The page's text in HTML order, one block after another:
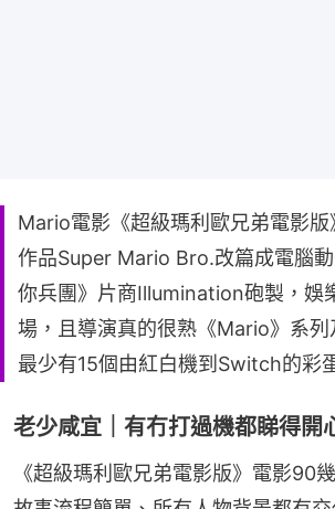
Mario電影《超級瑪利歐兄弟電影
作品Super Mario Bro.改篇成電腦
你兵團》片商Illumination砲製，娛
場，且導演真的很熟《Mario》系列
最少有15個由紅白機到Switch的彩
老少咸宜｜有冇打過機都睇得開
《超級瑪利歐兄弟電影版》電影90